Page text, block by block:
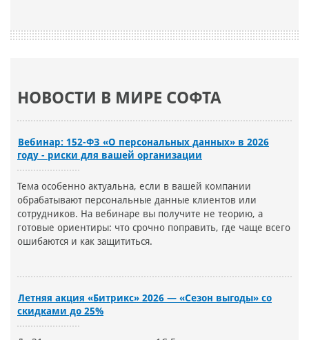
НОВОСТИ В МИРЕ СОФТА
Вебинар: 152-ФЗ «О персональных данных» в 2026
году - риски для вашей организации
Тема особенно актуальна, если в вашей компании
обрабатывают персональные данные клиентов или
сотрудников. На вебинаре вы получите не теорию, а
готовые ориентиры: что срочно поправить, где чаще всего
ошибаются и как защититься.
Летняя акция «Битрикс» 2026 — «Сезон выгоды» со
скидками до 25%